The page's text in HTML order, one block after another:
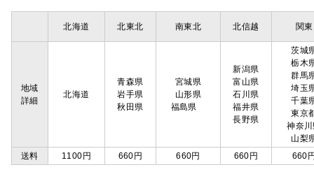
北海道 北東北 南東北 北信越 関東
地域
詳細
北海道
青森県
岩手県
秋田県
宮城県
山形県
福島県
新潟県
富山県
石川県
福井県
長野県
茨城
栃木
群馬
埼玉
千葉
東京
神奈
山梨
送料
1100円 660円 660円 660円 660